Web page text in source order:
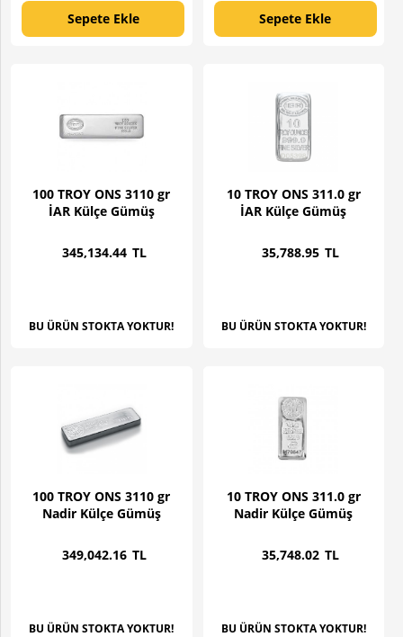
Sepete Ekle
Hemen Al
Sepete Ekle
Hemen Al
100 TROY ONS 3110 gr
İAR Külçe Gümüş
TL
.44
345,134
BU ÜRÜN STOKTA YOKTUR!
10 TROY ONS 311.0 gr
İAR Külçe Gümüş
TL
.95
35,788
BU ÜRÜN STOKTA YOKTUR!
100 TROY ONS 3110 gr
Nadir Külçe Gümüş
TL
.16
349,042
BU ÜRÜN STOKTA YOKTUR!
10 TROY ONS 311.0 gr
Nadir Külçe Gümüş
TL
.02
35,748
BU ÜRÜN STOKTA YOKTUR!